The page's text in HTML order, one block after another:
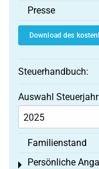
Presse
Download des
Steuerhandbuch:
Auswahl
Familienstand
Persönliche
Toggle menu